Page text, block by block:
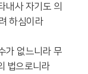
내사 자기도 의
하심이라
가 없느니라 무
법으로니라